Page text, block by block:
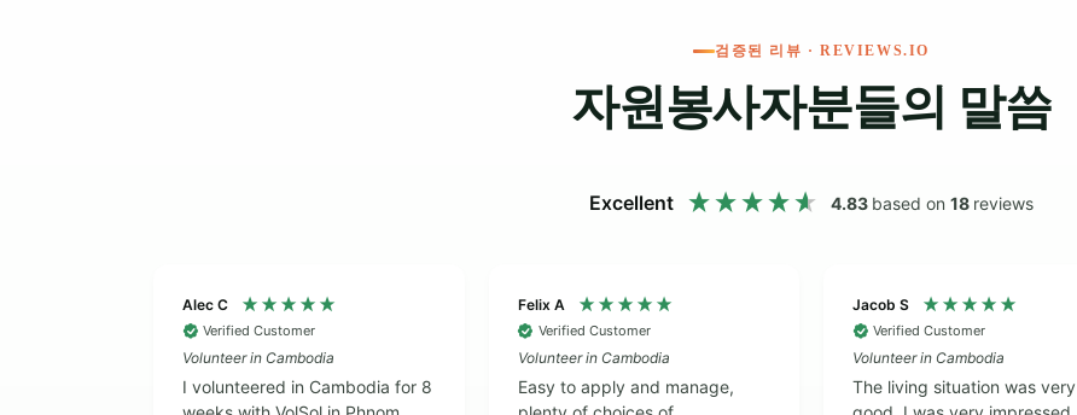
시는 주말 여행 계획을 적어 이메일을 보내주시면, 고객
님의 필요에 맞춰 안내해 드리겠습니다.
검증된 리뷰 · REVIEWS.IO
자원봉사자분들의 말씀
Excellent 4.83 based on 18 reviews
Alec C
Verified Customer
Volunteer in Cambodia
I volunteered in Cambodia for 8
Felix A
Verified Customer
Volunteer in Cambodia
Easy to apply and manage,
Jacob S
Verified Customer
Volunteer in Cambodia
The living situation was very